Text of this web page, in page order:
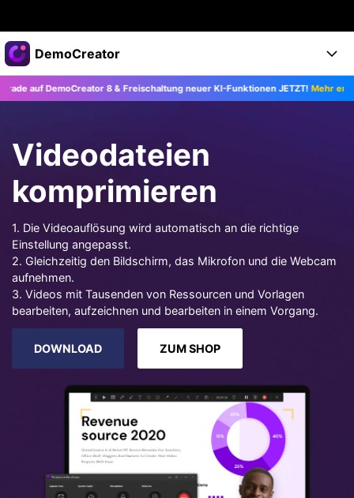
Top-Produkte
KI-gestützte digitale Kreativität
Dienstprogramme
Business
Lösungen
Presseraum
Support
DemoCreator
Produkte
Funktionen
Alle Funktionen >
KI-Funktionen
KI Tipps
Alle KI Funktionen >
DemoCreator für
Blog
Mehr Lösungen finden >
Hilfezentrum
Los geht's
Support
Business
Upgrade auf DemoCreator 8
auf DemoCreator 8 & Freischaltung neuer KI-Funktionen JETZT!Mehr
Videodateien
komprimieren
1. Die Videoauflösung wird automatisch an die richtige
Einstellung angepasst.
2. Gleichzeitig den Bildschirm, das Mikrofon und die Webcam
aufnehmen.
3. Videos mit Tausenden von Ressourcen und Vorlagen
bearbeiten, aufzeichnen und bearbeiten in einem Vorgang.
DOWNLOAD ZUM SHOP